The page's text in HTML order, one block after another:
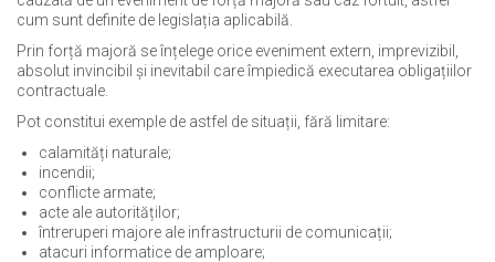
cum sunt definite de legislația aplicabilă.
Prin forță majoră se înțelege orice eveniment extern, imprevizibil,
absolut invincibil și inevitabil care împiedică executarea obligațiilor
contractuale.
Pot constitui exemple de astfel de situații, fără limitare:
calamități naturale;
incendii;
conflicte armate;
acte ale autorităților;
întreruperi majore ale infrastructurii de comunicații;
atacuri informatice de amploare;